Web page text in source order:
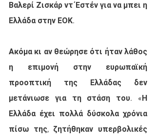
Βαλερί Ζισκάρ ντ΄Εστέν για να μπει η
Ελλάδα στην ΕΟΚ.
Ακόμα κι αν θεώρησε ότι ήταν λάθος
η επιμονή στην ευρωπαϊκή
προοπτική της Ελλάδας δεν
μετάνιωσε για τη στάση του. «Η
Ελλάδα έχει πολλά δύσκολα χρόνια
πίσω της, ζητήθηκαν υπερβολικές